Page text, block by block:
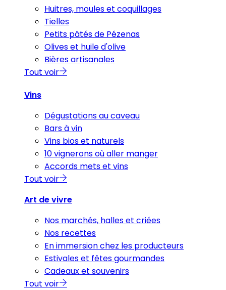
Huitres, moules et coquillages
Tielles
Petits pâtés de Pézenas
Olives et huile d'olive
Bières artisanales
Tout voir
Vins
Dégustations au caveau
Bars à vin
Vins bios et naturels
10 vignerons où aller manger
Accords mets et vins
Tout voir
Art de vivre
Nos marchés, halles et criées
Nos recettes
En immersion chez les producteurs
Estivales et fêtes gourmandes
Cadeaux et souvenirs
Tout voir